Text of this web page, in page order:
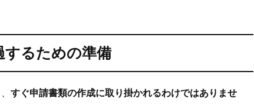
するための準備
すぐ申請書類の作成に取り掛かれるわけではありませ